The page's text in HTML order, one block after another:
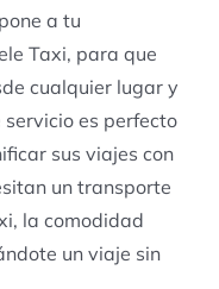
a tu
Taxi, para que
cualquier lugar y
es perfecto
sus viajes con
un transporte
la comodidad
un viaje sin